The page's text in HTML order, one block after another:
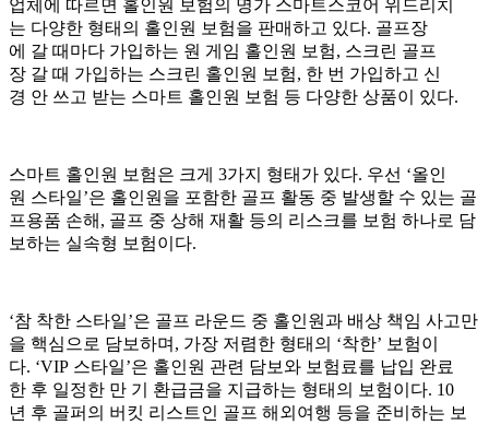
업체에 따르면 홀인원 보험의 명가 스마트스코어 위드리치
는 다양한 형태의 홀인원 보험을 판매하고 있다. 골프장
에 갈 때마다 가입하는 원 게임 홀인원 보험, 스크린 골프
장 갈 때 가입하는 스크린 홀인원 보험, 한 번 가입하고 신
경 안 쓰고 받는 스마트 홀인원 보험 등 다양한 상품이 있다.
스마트 홀인원 보험은 크게 3가지 형태가 있다. 우선 ‘올인
원 스타일’은 홀인원을 포함한 골프 활동 중 발생할 수 있는 골
프용품 손해, 골프 중 상해 재활 등의 리스크를 보험 하나로 담
보하는 실속형 보험이다.
‘참 착한 스타일’은 골프 라운드 중 홀인원과 배상 책임 사고만
을 핵심으로 담보하며, 가장 저렴한 형태의 ‘착한’ 보험이
다. ‘VIP 스타일’은 홀인원 관련 담보와 보험료를 납입 완료
한 후 일정한 만 기 환급금을 지급하는 형태의 보험이다. 10
년 후 골퍼의 버킷 리스트인 골프 해외여행 등을 준비하는 보